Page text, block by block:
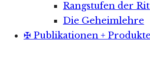
Rangstufen der
Die Geheimlehre
✠ Publikationen + Produkte